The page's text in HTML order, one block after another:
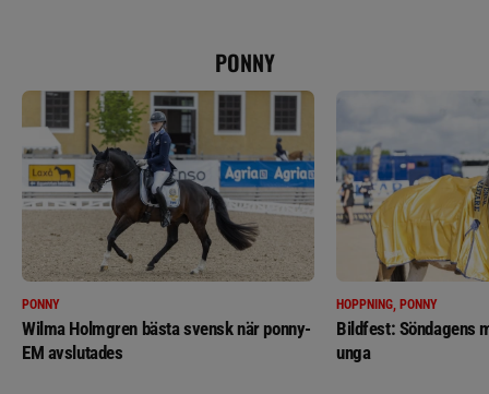
PONNY
PONNY
Wilma Holmgren bästa svensk när ponny-
EM avslutades
HOPPNING, PONNY
Bildfest: Söndagens
unga